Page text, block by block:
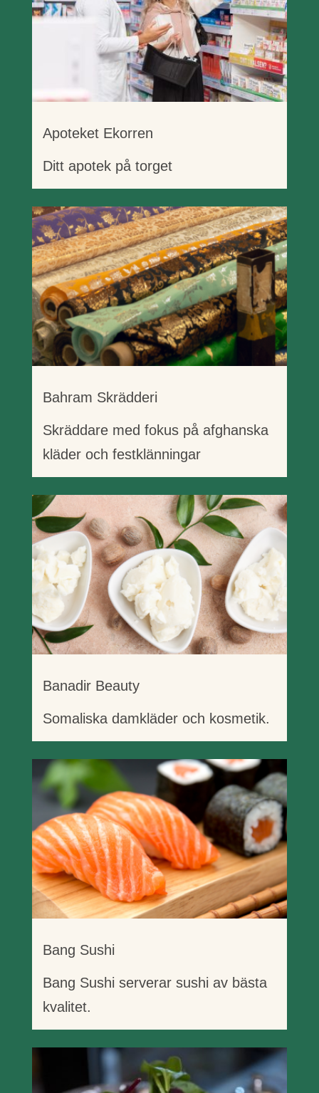
Apoteket Ekorren
Ditt apotek på torget
Bahram Skrädderi
Skräddare med fokus på afghanska
kläder och festklänningar
Banadir Beauty
Somaliska damkläder och kosmetik.
Bang Sushi
Bang Sushi serverar sushi av bästa
kvalitet.